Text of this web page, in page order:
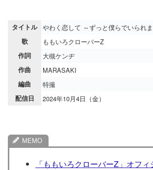
タイトル やわく恋して ～ずっと僕らでいられ
歌 ももいろクローバーZ
作詞 大槻ケンヂ
作曲 MARASAKI
編曲 特撮
配信日 2024年10月4日（金）
「ももいろクローバーZ」オフィ